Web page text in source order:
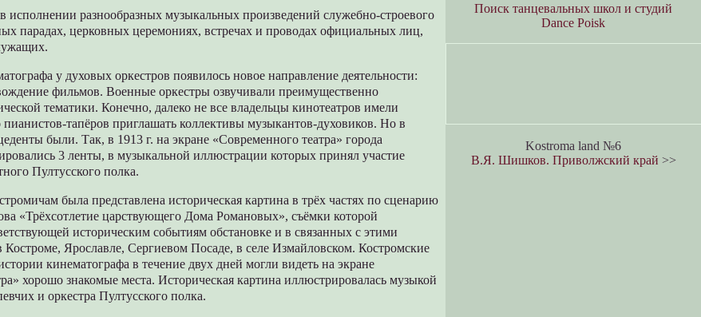
исполнении разнообразных музыкальных произведений служебно-строевого
парадах, церковных церемониях, встречах и проводах официальных лиц,
у духовых оркестров появилось новое направление деятельности:
фильмов. Военные оркестры озвучивали преимущественно
тематики. Конечно, далеко не все владельцы кинотеатров имели
пианистов-тапёров приглашать коллективы музыкантов-духовиков. Но в
были. Так, в 1913 г. на экране «Современного театра» города
3 ленты, в музыкальной иллюстрации которых принял участие
Пултусского полка.
была представлена историческая картина в трёх частях по сценарию
«Трёхсотлетие царствующего Дома Романовых», съёмки которой
историческим событиям обстановке и в связанных с этими
Костроме, Ярославле, Сергиевом Посаде, в селе Измайловском. Костромские
кинематографа в течение двух дней могли видеть на экране
хорошо знакомые места. Историческая картина иллюстрировалась музыкой
и оркестра Пултусского полка.
Поиск танцевальных школ и студий
Dance Poisk
Kostroma land №6
В.Я. Шишков. Приволжский край >>